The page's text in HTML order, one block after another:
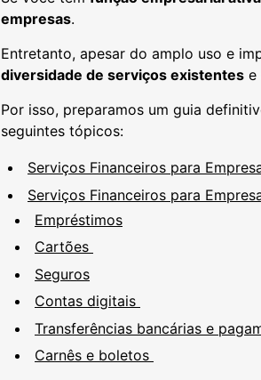
empresas.
Entretanto, apesar do amplo uso e
diversidade de serviços existentes e
Por isso, preparamos um guia
seguintes tópicos:
Serviços Financeiros para
Serviços Financeiros para
Empréstimos
Cartões
Seguros
Contas digitais
Transferências bancárias e
Carnês e boletos